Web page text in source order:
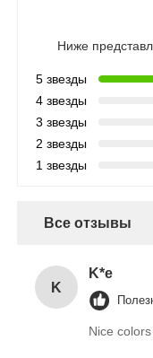
Ниже
5 звезды
4 звезды
3 звезды
2 звезды
1 звезды
Все отзывы
K
K*e
Nice